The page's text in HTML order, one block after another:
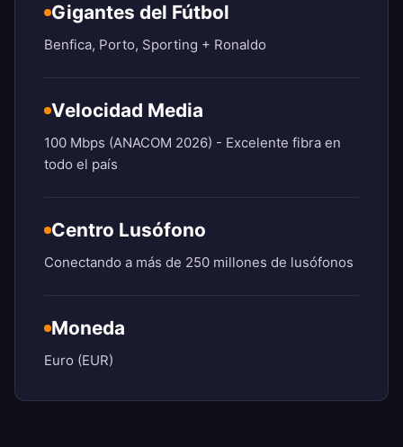
Gigantes del Fútbol
Benfica, Porto, Sporting + Ronaldo
Velocidad Media
100 Mbps (ANACOM 2026) - Excelente fibra en
todo el país
Centro Lusófono
Conectando a más de 250 millones de lusófonos
Moneda
Euro (EUR)